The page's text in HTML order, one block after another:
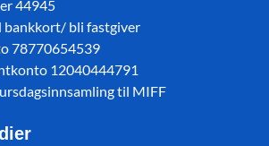
44945
bankkort/ bli fastgiver
78770654539
12040444791
til MIFF